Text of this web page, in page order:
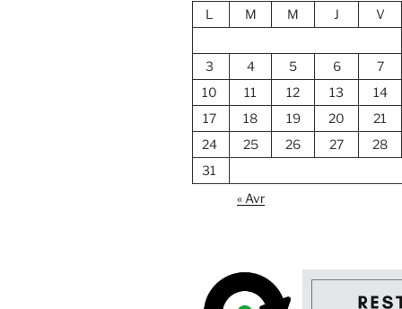
L
M M J V
3
4 5 6 7
10
11 12 13 14
17
18 19 20 21
24
25 26 27 28
31
« Avr